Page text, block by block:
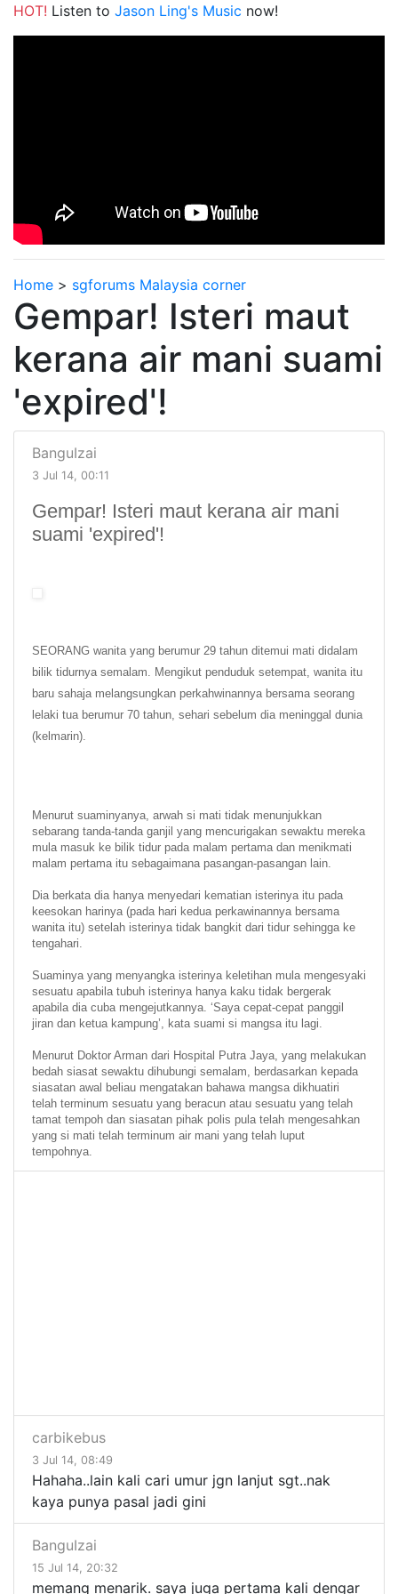
HOT! Listen to Jason Ling's Music now!
Home > sgforums Malaysia corner
Gempar! Isteri maut
kerana air mani suami
'expired'!
BanguIzai
3 Jul 14, 00:11
Gempar! Isteri maut kerana air mani
suami 'expired'!
SEORANG wanita yang berumur 29 tahun ditemui mati didalam
bilik tidurnya semalam. Mengikut penduduk setempat, wanita itu
baru sahaja melangsungkan perkahwinannya bersama seorang
lelaki tua berumur 70 tahun, sehari sebelum dia meninggal dunia
(kelmarin).
Menurut suaminyanya, arwah si mati tidak menunjukkan
sebarang tanda-tanda ganjil yang mencurigakan sewaktu mereka
mula masuk ke bilik tidur pada malam pertama dan menikmati
malam pertama itu sebagaimana pasangan-pasangan lain.
Dia berkata dia hanya menyedari kematian isterinya itu pada
keesokan harinya (pada hari kedua perkawinannya bersama
wanita itu) setelah isterinya tidak bangkit dari tidur sehingga ke
tengahari.
Suaminya yang menyangka isterinya keletihan mula mengesyaki
sesuatu apabila tubuh isterinya hanya kaku tidak bergerak
apabila dia cuba mengejutkannya. ‘Saya cepat-cepat panggil
jiran dan ketua kampung’, kata suami si mangsa itu lagi.
Menurut Doktor Arman dari Hospital Putra Jaya, yang melakukan
bedah siasat sewaktu dihubungi semalam, berdasarkan kepada
siasatan awal beliau mengatakan bahawa mangsa dikhuatiri
telah terminum sesuatu yang beracun atau sesuatu yang telah
tamat tempoh dan siasatan pihak polis pula telah mengesahkan
yang si mati telah terminum air mani yang telah luput
tempohnya.
carbikebus
3 Jul 14, 08:49
Hahaha..lain kali cari umur jgn lanjut sgt..nak
kaya punya pasal jadi gini
BanguIzai
15 Jul 14, 20:32
memang menarik. saya juga pertama kali dengar